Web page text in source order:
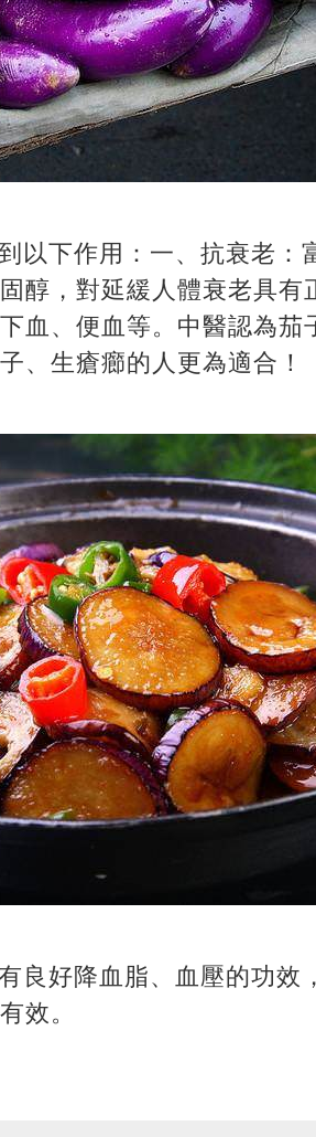
以下作用：一、抗衰老：
醇，對延緩人體衰老具
血、便血等。中醫認為
、生瘡癤的人更為適合！
良好降血脂、血壓的功效
效。